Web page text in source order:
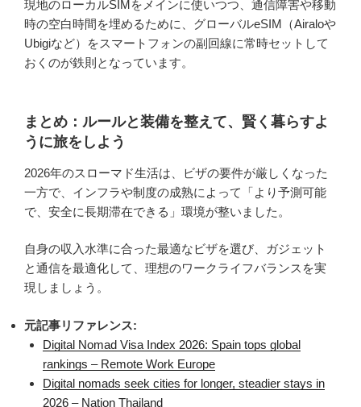
現地のローカルSIMをメインに使いつつ、通信障害や移動
時の空白時間を埋めるために、グローバルeSIM（Airaloや
Ubigiなど）をスマートフォンの副回線に常時セットして
おくのが鉄則となっています。
まとめ：ルールと装備を整えて、賢く暮らすよ
うに旅をしよう
2026年のスローマド生活は、ビザの要件が厳しくなった
一方で、インフラや制度の成熟によって「より予測可能
で、安全に長期滞在できる」環境が整いました。
自身の収入水準に合った最適なビザを選び、ガジェット
と通信を最適化して、理想のワークライフバランスを実
現しましょう。
元記事リファレンス:
Digital Nomad Visa Index 2026: Spain tops global
rankings – Remote Work Europe
Digital nomads seek cities for longer, steadier stays in
2026 – Nation Thailand